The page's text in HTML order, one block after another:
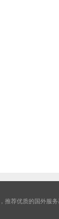
荐优质的国外服